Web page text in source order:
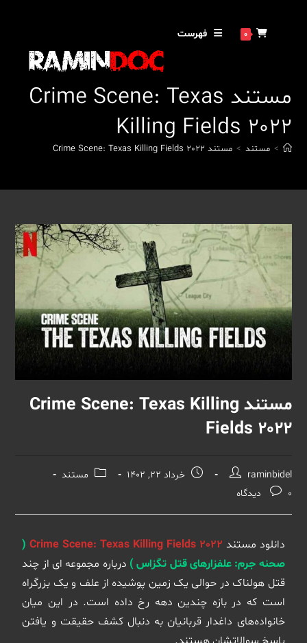
0 فهرست
مستند Crime Scene: Texas
Killing Fields 2022
> مستند > مستند Crime Scene: Texas Killing Fields 2022
مستند Crime Scene: Texas Killing
Fields 2022
raminbidel خرداد 22, 1402
مستند
0 دیدگاه
دانلود مستند Crime Scene: Texas Killing Fields 2022
(
صحنه جرم: علفزارهای قتل تگزاس ) درباره مجموعه ای از چند
قتل هولناک در حوالی یک زمین پوشیده از علف و یک بزرگراه
است که در بازه چندین دهه رخ داده است. در این میان
خانواده‌های داغدار قربانیان به دنبال کشف حقیقت و یافتن